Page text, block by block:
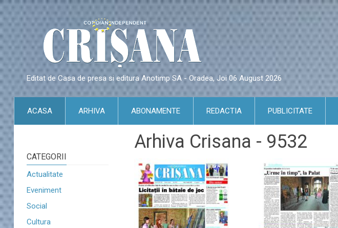
Editat de Casa de presa si editura Anotimp SA - Oradea, Joi 06 August 2026
ACASA ARHIVA ABONAMENTE REDACTIA PUBLICITATE
CATEGORII
Actualitate
Eveniment
Social
Cultura
Arhiva Crisana - 9532